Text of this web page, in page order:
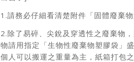
1.請務必仔細看清楚附件「固體廢棄
2.除了易碎、尖銳及穿透性之廢棄物
物請用指定「生物性廢棄物塑膠袋」
個人可以搬運之重量為主，紙箱打包